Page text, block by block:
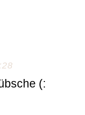
(: